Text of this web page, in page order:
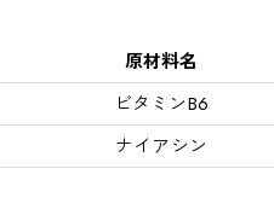
原材料名
ビタミンB6
ナイアシン